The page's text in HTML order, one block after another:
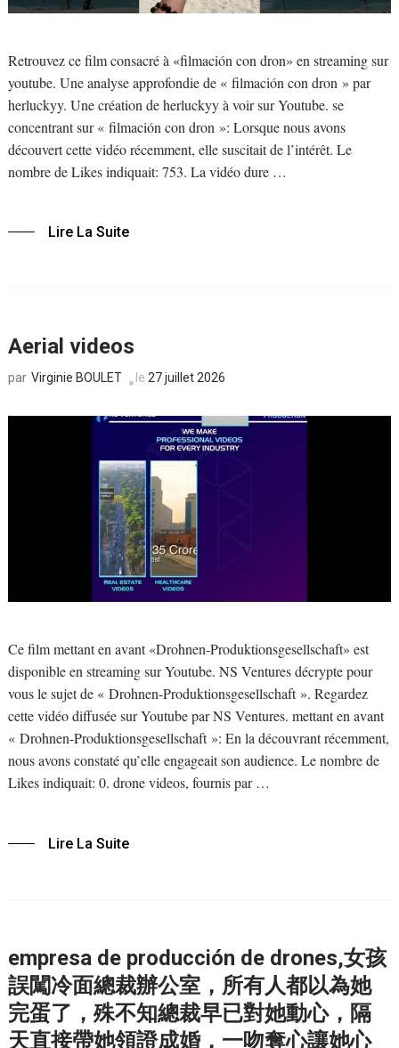
Retrouvez ce film consacré à «filmación con dron» en streaming sur
youtube. Une analyse approfondie de « filmación con dron » par
herluckyy. Une création de herluckyy à voir sur Youtube. se
concentrant sur « filmación con dron »: Lorsque nous avons
découvert cette vidéo récemment, elle suscitait de l’intérêt. Le
nombre de Likes indiquait: 753. La vidéo dure …
Lire La Suite
Aerial videos
par Virginie BOULET le 27 juillet 2026
Ce film mettant en avant «Drohnen-Produktionsgesellschaft» est
disponible en streaming sur Youtube. NS Ventures décrypte pour
vous le sujet de « Drohnen-Produktionsgesellschaft ». Regardez
cette vidéo diffusée sur Youtube par NS Ventures. mettant en avant
« Drohnen-Produktionsgesellschaft »: En la découvrant récemment,
nous avons constaté qu’elle engageait son audience. Le nombre de
Likes indiquait: 0. drone videos, fournis par …
Lire La Suite
empresa de producción de drones,女孩
誤闖冷面總裁辦公室，所有人都以為她
完蛋了，殊不知總裁早已對她動心，隔
天直接帶她領證成婚，一吻奪心讓她心